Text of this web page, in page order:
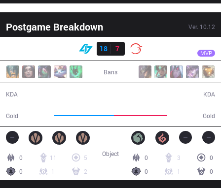
Postgame Breakdown Ver. 10.12
18
7 MVP
Bans
KDA
Gold Gold
KDA
0 11
5
0
1 2
0 3
0
0
1 0
Object